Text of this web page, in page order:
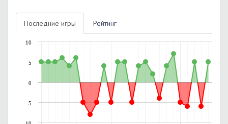
Последние игры Рейтинг
-5
0
5
10